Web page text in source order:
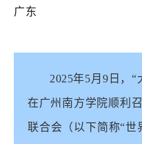
广东
2025年5月9日，
在广州南方学院顺利
联合会（以下简称“世